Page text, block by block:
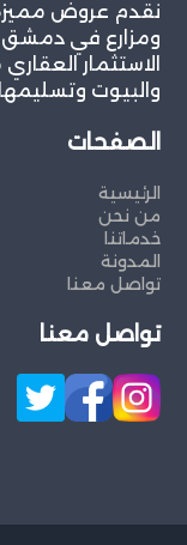
نقدم عروض
ومزارع في
الاستثمار
والبيوت
الصفحات
الرئيسية
من نحن
خدماتنا
المدونة
تواصل معنا
تواصل معنا